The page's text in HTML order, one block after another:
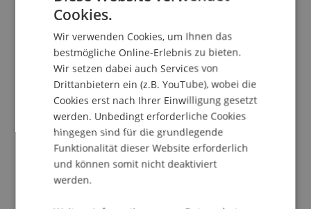
Praxischeck - ein Schnuppertag an der Uni!
Mit unserem Student for a day nimmt dich unser
Team mit an spannende Orte auf dem Campus
und bietet dir Einblicke in die Universität
Liechtenstein sowie die Bachelorstudiengänge
Architektur und Betriebswirtschaftslehre. In
Workshops und Fallstudien lernst du die
praktische Seite des Studiums kennen.
ABLAUF Student for a day Architektur
13.15 Uhr Registration im Foyer
Cookies.
Wir verwenden Cookies, um Ihnen das
bestmögliche Online-Erlebnis zu bieten.
Wir setzen dabei auch Services von
Drittanbietern ein (z.B. YouTube), wobei die
Cookies erst nach Ihrer Einwilligung gesetzt
werden. Unbedingt erforderliche Cookies
hingegen sind für die grundlegende
Funktionalität dieser Website erforderlich
und können somit nicht deaktiviert
werden.